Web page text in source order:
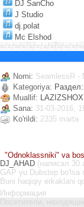
DJ SanCho
J Studio
dj.polat
Mc Elshod
=/=/=/=/=/=/=/=/=/=/=/
Nomi: SeamlessR -
Kategoriya:
Muallif: LAZIZSHOX
Sana: 31-03-2016,
Ko'rildi: 2335 marta
"Odnoklassniki" va
DJ_AHAD (написал 30
GAP yu Dubstep bo'lsa
Buni haqiqiy erkaklani
Информация